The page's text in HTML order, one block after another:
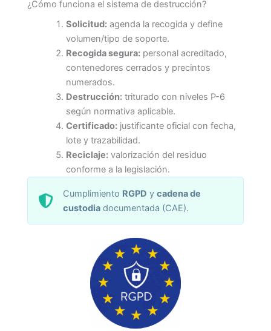
¿Cómo funciona el sistema de destrucción?
Solicitud:agenda la recogida y define
volumen/tipo de soporte.
Recogida segura:personal acreditado,
contenedores cerrados y precintos
numerados.
Destrucción:triturado con niveles P-6
según normativa aplicable.
Certificado:justificante oficial con fecha,
lote y trazabilidad.
Reciclaje:valorización del residuo
conforme a la legislación.
Cumplimiento RGPD ycadena de
custodia documentada (CAE).